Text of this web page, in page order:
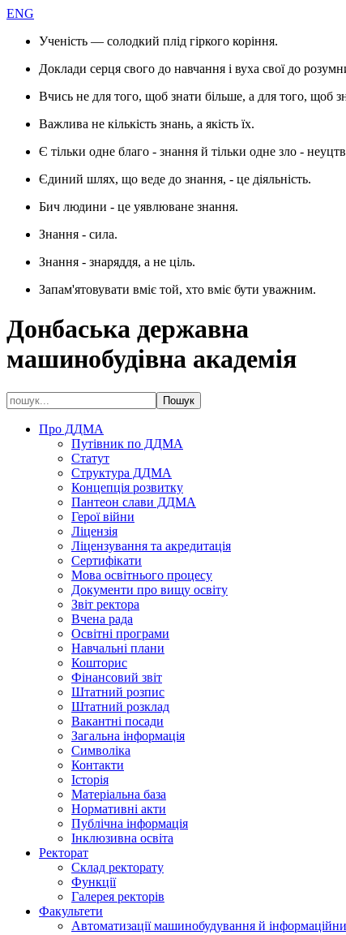
ENG
Ученість — солодкий плід гіркого коріння.
Доклади серця свого до навчання і вуха свої до
Вчись не для того, щоб знати більше, а для того, щоб
Важлива не кількість знань, а якість їх.
Є тільки одне благо - знання й тільки одне зло -
Єдиний шлях, що веде до знання, - це діяльність.
Бич людини - це уявлюване знання.
Знання - сила.
Знання - знаряддя, а не ціль.
Запам'ятовувати вміє той, хто вміє бути уважним.
Донбаська державна
машинобудівна академія
Про ДДМА
Путівник по ДДМА
Статут
Структура ДДМА
Концепція розвитку
Пантеон слави ДДМА
Герої війни
Ліцензія
Ліцензування та акредитація
Сертифікати
Мова освітнього процесу
Документи про вищу освіту
Звіт ректора
Вчена рада
Освітні програми
Навчальні плани
Кошторис
Фінансовий звіт
Штатний розпис
Штатний розклад
Вакантні посади
Загальна інформація
Символіка
Контакти
Історія
Матеріальна база
Нормативні акти
Публічна інформація
Інклюзивна освіта
Ректорат
Склад ректорату
Функції
Галерея ректорів
Факультети
Автоматизації машинобудування й